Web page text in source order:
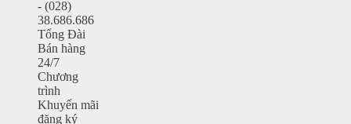
- (028)
38.686.686
Tổng Đài
Bán hàng
24/7
Chương
trình
Khuyến mãi
đăng ký